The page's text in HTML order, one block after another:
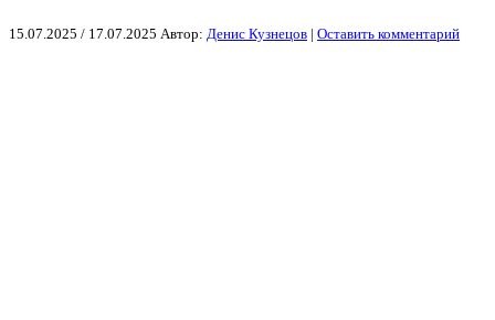
15.07.2025 / 17.07.2025 Автор: Денис Кузнецов | Оставить комментарий